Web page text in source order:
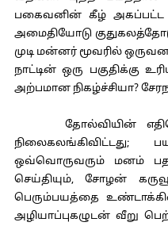
பகைவனின் கீழ் அகப்பட்ட
அமைதியோடு
முடி மன்னர் மூவரில்
நாட்டின் ஒரு பகுதிக்கு
அற்பமான நிகழ்ச்சியா?
தோல்வியின்
ஒவ்வொருவரும் மனம்
செய்தியும், சோழன்
பெரும்பயத்தை
அழியாப்புகழுடன் வீறு